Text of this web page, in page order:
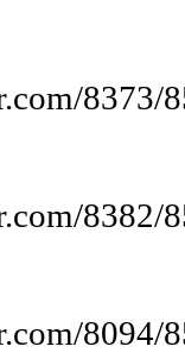
8373/
8382/
8094/